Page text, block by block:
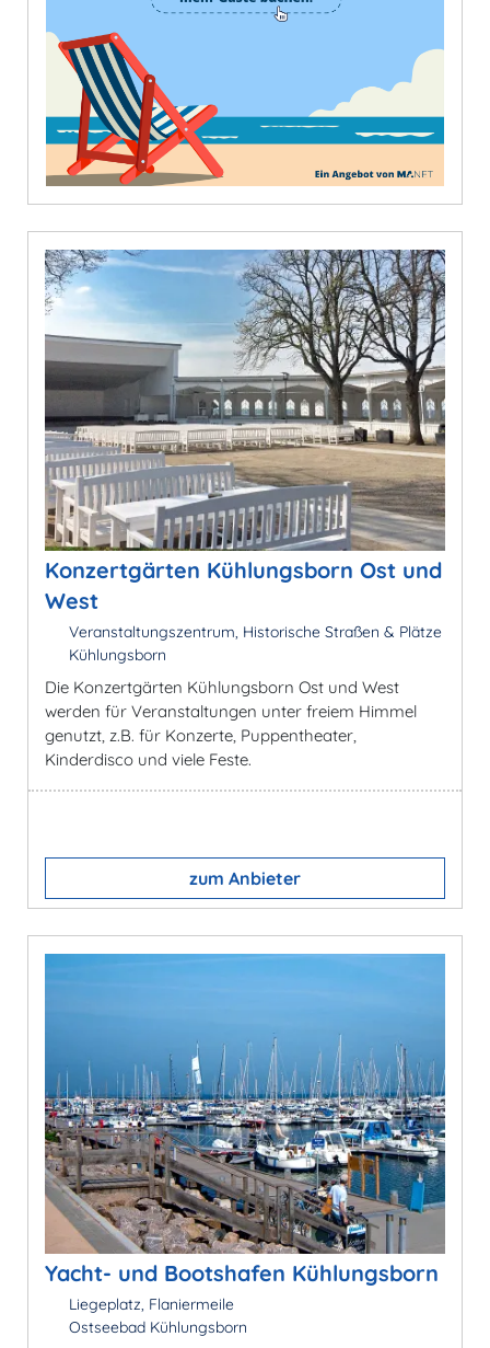
Konzertgärten Kühlungsborn Ost und
West
Veranstaltungszentrum, Historische Straßen & Plätze
Kühlungsborn
Die Konzertgärten Kühlungsborn Ost und West
werden für Veranstaltungen unter freiem Himmel
genutzt, z.B. für Konzerte, Puppentheater,
Kinderdisco und viele Feste.
zum Anbieter
Yacht- und Bootshafen Kühlungsborn
Liegeplatz, Flaniermeile
Ostseebad Kühlungsborn